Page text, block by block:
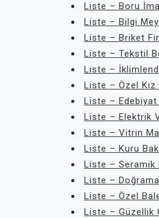
Liste – Boru
Liste – Bilgi
Liste – Briket
Liste – Tekstil
Liste –
Liste – Özel Kız
Liste – Edebiyat
Liste – Elektrik
Liste – Vitrin
Liste – Kuru
Liste – Seramik
Liste –
Liste – Özel
Liste – Güzellik